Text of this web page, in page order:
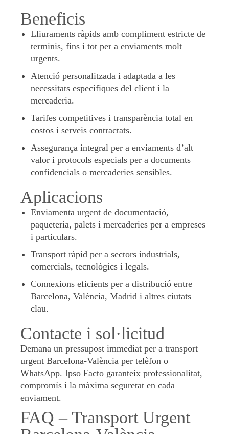
Beneficis
Lliuraments ràpids amb compliment estricte de
terminis, fins i tot per a enviaments molt
urgents.
Atenció personalitzada i adaptada a les
necessitats específiques del client i la
mercaderia.
Tarifes competitives i transparència total en
costos i serveis contractats.
Assegurança integral per a enviaments d’alt
valor i protocols especials per a documents
confidencials o mercaderies sensibles.
Aplicacions
Enviamenta urgent de documentació,
paqueteria, palets i mercaderies per a empreses
i particulars.
Transport ràpid per a sectors industrials,
comercials, tecnològics i legals.
Connexions eficients per a distribució entre
Barcelona, València, Madrid i altres ciutats
clau.
Contacte i sol·licitud
Demana un pressupost immediat per a transport
urgent Barcelona-València per telèfon o
WhatsApp. Ipso Facto garanteix professionalitat,
compromís i la màxima seguretat en cada
enviament.
FAQ – Transport Urgent